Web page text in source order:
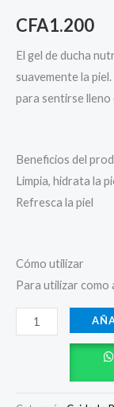
CFA1.200
El gel de ducha
suavemente la
para sentirse lleno
Beneficios del
Limpia, hidrata la
Refresca la piel
Cómo utilizar
Para utilizar como